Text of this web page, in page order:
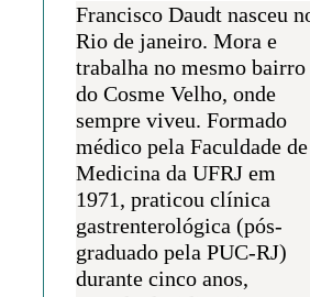
Francisco Daudt nasceu
Rio de janeiro. Mora e
trabalha no mesmo bairro
do Cosme Velho, onde
sempre viveu. Formado
médico pela Faculdade de
Medicina da UFRJ em
1971, praticou clínica
gastrenterológica (pós-
graduado pela PUC-RJ)
durante cinco anos,